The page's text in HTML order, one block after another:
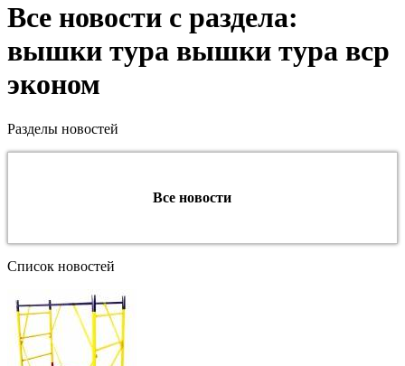
Все новости с раздела:
вышки тура вышки тура вср
эконом
Разделы новостей
Все новости
Список новостей